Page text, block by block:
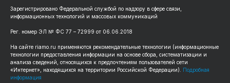
Зарегистрировано Федеральной службой по надзору в сфере связи,
информационных технологий и массовых коммуникаций
Рег. номер ЭЛ № ФС 77 – 72999 от 06.06.2018
На сайте riamo.ru применяются рекомендательные технологии (информационные
технологии предоставления информации на основе сбора, систематизации и
анализа сведений, относящихся к предпочтениям пользователей сети
«Интернет», находящихся на территории Российской Федерации). Подробная
информация